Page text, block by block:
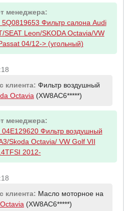
менеджера:
5Q0819653 Фильтр салона Audi
SEAT Leon/SKODA Octavia/VW
04/12-> (угольный)
клиента: Фильтр воздушный
Octavia (XW8AC6*****)
менеджера:
04E129620 Фильтр воздушный
Skoda Octavia/ VW Golf VII
2012-
клиента: Масло моторное на
(XW8AC6*****)